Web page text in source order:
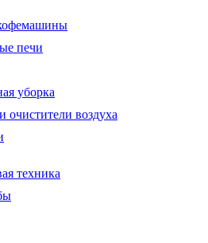
печи
уборка
очистители воздуха
техника